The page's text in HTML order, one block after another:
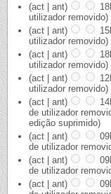
(act | ant)
utilizador removido)
(act | ant)
utilizador removido)
(act | ant)
utilizador removido)
(act | ant)
utilizador removido)
(act | ant)
de utilizador
edição suprimido)
(act | ant)
de utilizador
(act | ant)
de utilizador
(act | ant)